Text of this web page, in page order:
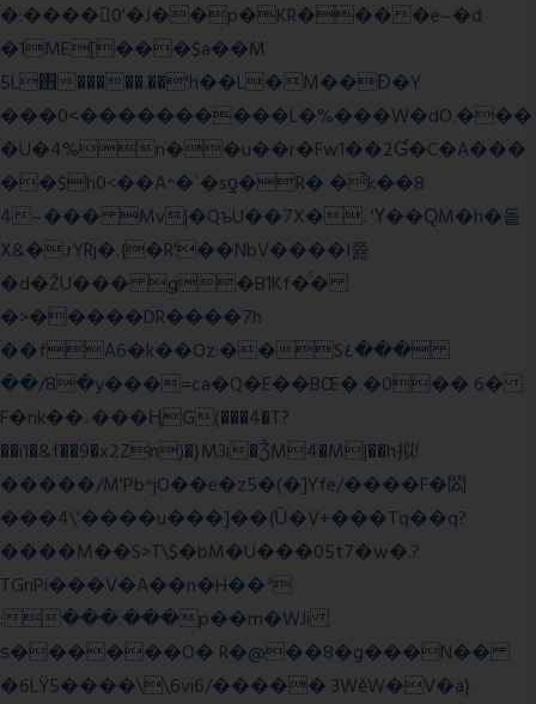
�:����0'�J��p�KR����e~�d
�1ME[���$a��M
5L΋�����.��'h��L�M��Ɖ�Y
���0˂����������L�%���W�dO.���
�U�4%n��u��r�Fw1��2Ɠ�C�A���
��$h0<��A^�ʿ�sƍ�R� �͗k��8
4~��� Mv|�QъU��7X�. 'Ү��ԚM�h�돝
X&�.rYRj�.{�R'��NbV����I쯆
�d�ŽU��� g�B1Kf�̈́�
�>�����DR����7h
��fA6�k��Oz:��S٤���
��/8�y���=ca�Q�E��BŒ�.�0�� 6�
F�nk��ۦ���ҢG(���4�T?
��i1�&f��9�x2Zn)�}M3i�ǮM4�M|��h拟!
�����/M'Pb^jO��e�z5�(�]Yfe/����F�閦
���4\'����u���]��{Ȕ�V+���Tq��q?
����M��S>T\$�bM�U���05t7�w�.?
TGnPi���V�A��n�H��ᐣ
:���.���p��m�WJi
ѕ������O� R�@��8�g���N��
�6LŸ5����\\6vi6/����� 3WěW�V�a}